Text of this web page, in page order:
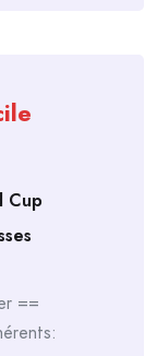
Cup
==